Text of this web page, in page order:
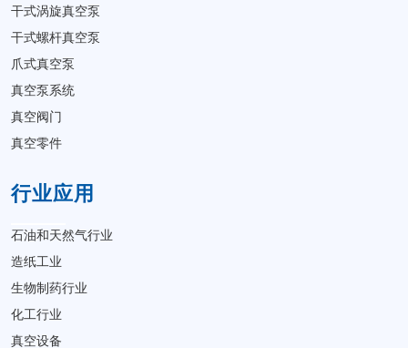
干式涡旋真空泵
干式螺杆真空泵
爪式真空泵
真空泵系统
真空阀门
真空零件
行业应用
石油和天然气行业
造纸工业
生物制药行业
化工行业
真空设备